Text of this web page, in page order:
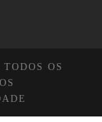
OS